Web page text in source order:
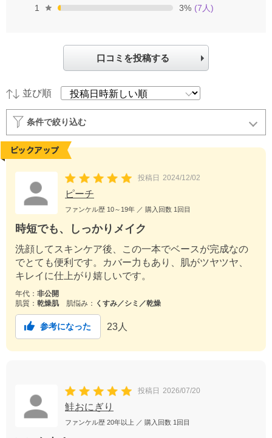
1
3% (7 人)
口コミを投稿する
並び順
条件で絞り込む
投稿日 2024/12/02
ピーチ
ファンケル歴 10～19年 ／ 購入回数 1回目
時短でも、しっかりメイク
洗顔してスキンケア後、この一本でベースが完成なの
でとても便利です。カバー力もあり、肌がツヤツヤ、
キレイに仕上がり嬉しいです。
年代： 非公開
肌質： 乾燥肌 肌悩み： くすみ／シミ／乾燥
参考になった 23 人
投稿日 2026/07/20
鮭おにぎり
ファンケル歴 20年以上 ／ 購入回数 1回目